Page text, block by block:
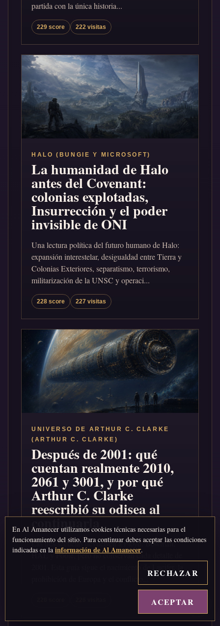
partida con la única historia...
229 score 222 visitas
HALO (BUNGIE Y MICROSOFT)
La humanidad de Halo
antes del Covenant:
colonias explotadas,
Insurrección y el poder
invisible de ONI
Una lectura política del futuro humano de Halo:
expansión interestelar, desigualdad entre Tierra y
Colonias Exteriores, separatismo, terrorismo,
militarización de la UNSC y operaci...
228 score 227 visitas
UNIVERSO DE ARTHUR C. CLARKE
(ARTHUR C. CLARKE)
Después de 2001: qué
cuentan realmente 2010,
2061 y 3001, y por qué
Arthur C. Clarke
reescribió su odisea al
continuarla
Las tres secuelas devuelven a Floyd, Bowman,
HAL y Poole, pero no conservan cada detalle de
prohibición de Europa y el conflicto...
En Al Amanecer utilizamos cookies técnicas necesarias para el
funcionamiento del sitio. Para continuar debes aceptar las condiciones
indicadas en la información de Al Amanecer.
RECHAZAR
ACEPTAR